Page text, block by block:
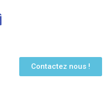
Contactez nous !